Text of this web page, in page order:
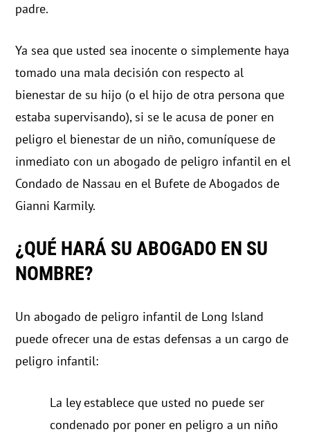
padre.
Ya sea que usted sea inocente o simplemente haya
tomado una mala decisión con respecto al
bienestar de su hijo (o el hijo de otra persona que
estaba supervisando), si se le acusa de poner en
peligro el bienestar de un niño, comuníquese de
inmediato con un abogado de peligro infantil en el
Condado de Nassau en el Bufete de Abogados de
Gianni Karmily.
¿QUÉ HARÁ SU ABOGADO EN SU
NOMBRE?
Un abogado de peligro infantil de Long Island
puede ofrecer una de estas defensas a un cargo de
peligro infantil:
La ley establece que usted no puede ser
condenado por poner en peligro a un niño